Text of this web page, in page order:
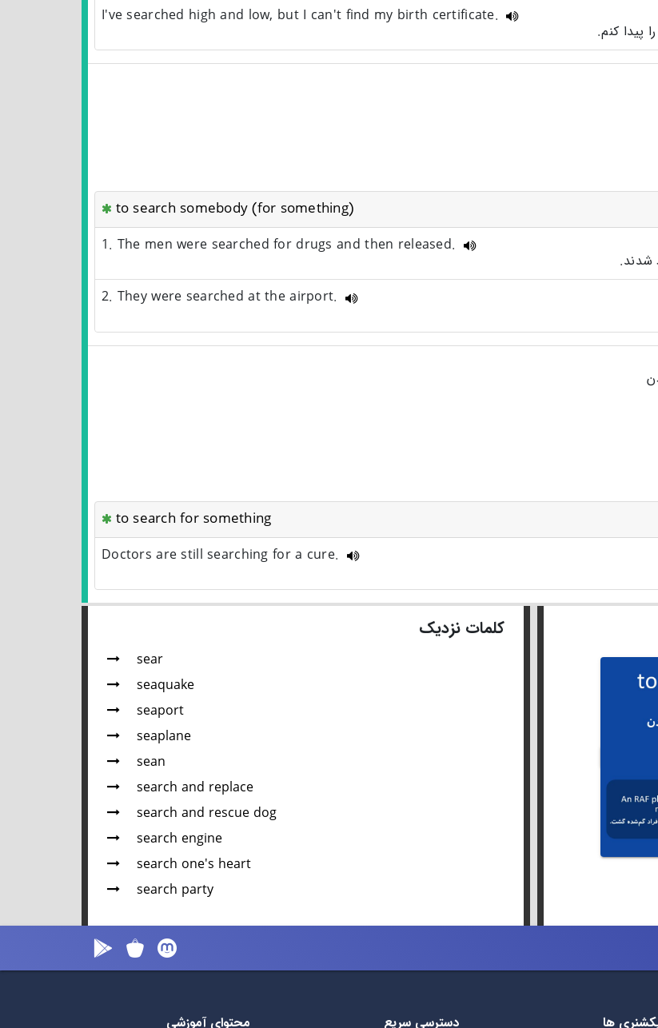
I've searched high and low, but I can't find my birth certificate.
پیدا کنم.
to search somebody (for something)
1. The men were searched for drugs and then released.
2. They were searched at the airport.
to search for something
Doctors are still searching for a cure.
کلمات نزدیک
sear
seaquake
seaport
seaplane
sean
search and replace
search and rescue dog
search engine
search one's heart
search party
ها دسترسی سریع محتوای آموزشی